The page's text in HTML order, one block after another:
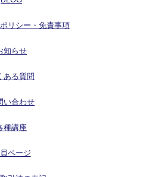
リシー・免責事項
知らせ
ある質問
い合わせ
種講座
ページ